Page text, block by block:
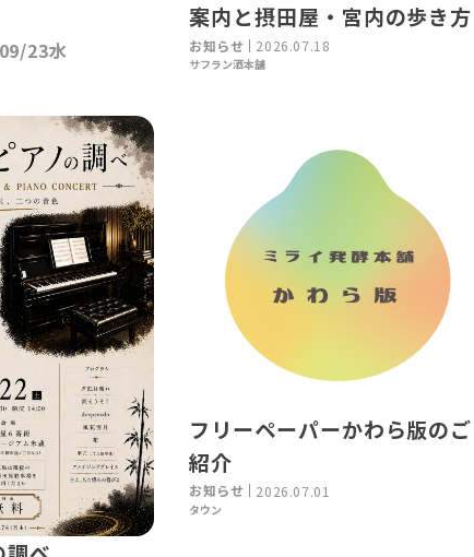
23水
案内と摂田屋・宮内の歩き方
お知らせ 2026.07.18
サフラン酒本舗
フリーペーパーかわら版のご
紹介
お知らせ 2026.07.01
タウン